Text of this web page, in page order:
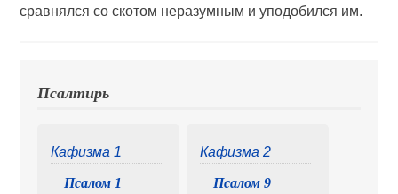
сравнялся со скотом неразумным и уподобился им.
Псалтирь
Кафизма 1
Псалом 1
Кафизма 2
Псалом 9